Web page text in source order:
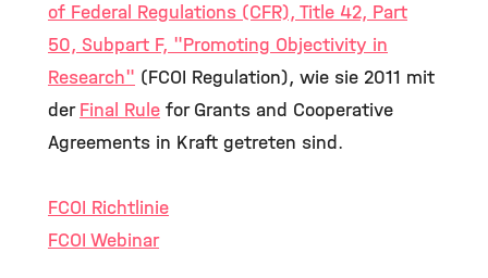
of Federal Regulations (CFR), Title 42, Part
50, Subpart F, "Promoting Objectivity in
Research" (FCOI Regulation), wie sie 2011 mit
derFinal Rule for Grants and Cooperative
Agreements in Kraft getreten sind.
FCOI Richtlinie
FCOI Webinar